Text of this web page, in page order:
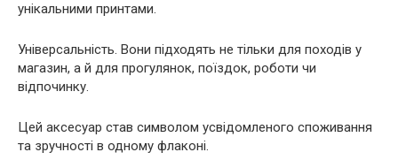
унікальними принтами.
Універсальність. Вони підходять не тільки для походів у
магазин, а й для прогулянок, поїздок, роботи чи
відпочинку.
Цей аксесуар став символом усвідомленого споживання
та зручності в одному флаконі.